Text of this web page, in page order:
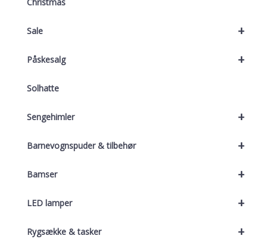
+
Sale
+
Påskesalg
Solhatte
+
Sengehimler
+
Barnevognspuder & tilbehør
+
Bamser
+
LED lamper
+
Rygsække & tasker